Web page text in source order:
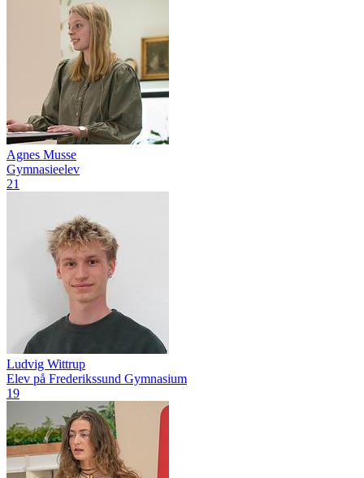
Agnes Musse
Gymnasieelev
21
Ludvig Wittrup
Elev på Frederikssund Gymnasium
19